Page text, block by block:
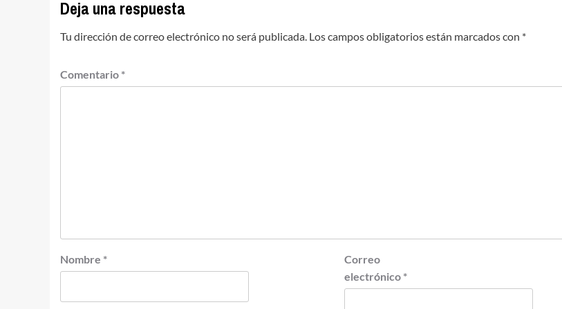
Deja una respuesta
Tu dirección de correo electrónico no será publicada. Los campos obligatorios están marcados con *
Comentario *
Nombre *
Correo
electrónico *